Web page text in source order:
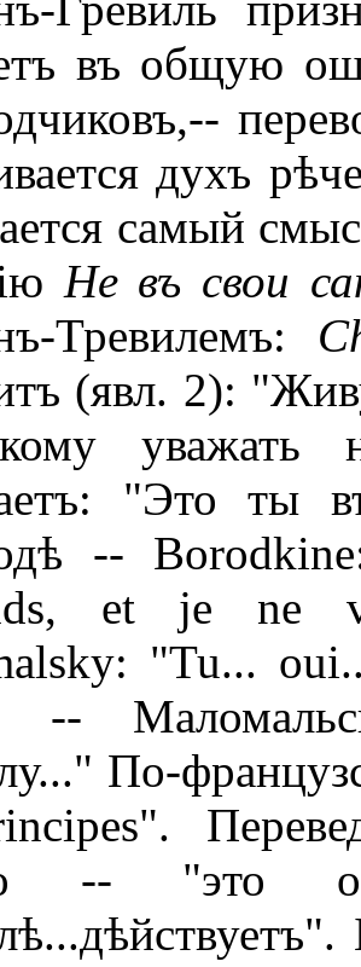
въ общую
духъ
самый
Не въ свои
Тревилемъ:
(явл. 2):
уважать
"Это ты
--
et je ne
"Tu...
--
По-
-- "это